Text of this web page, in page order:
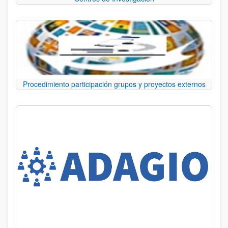
Procedimiento participación grupos y proyectos externos